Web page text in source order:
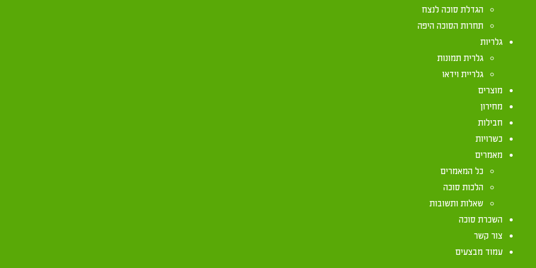
הגדלת סוכה לנצח
תחרות הסוכה היפה
גלריות
גלרית תמונות
גלריית וידאו
מוצרים
מחירון
חבילות
כשרויות
מאמרים
כל המאמרים
הלכות סוכה
שאלות ותשובות
השכרת סוכה
צור קשר
עמוד מבצעים
חסידות חב"ד נוהגת בכל הלכותיה ומנהגיה אחר פסקי רבם הגאון שניאור זלמן מלאדי, בעל התניא, שערך את את ספרו
ללימוד ההלכות בכלל, וענייני החג בפרט, הנהוגים בחב"ד ניתן להכנס לאתר חב"ד: